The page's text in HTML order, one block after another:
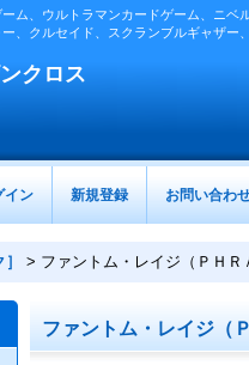
ム、ウルトラマンカードゲーム、ニ
、クルセイド、スクランブルギャザ
クロス
イン 新規登録 お問い合わ
> ファントム・レイジ（ＰＨＲ
ファントム・レイジ（